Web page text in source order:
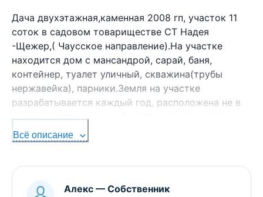
Дача двухэтажная,каменная 2008 гп, участок 11
соток в садовом товариществе СТ Надея
-Щежер,( Чаусское направление).На участке
находится дом с мансандрой, сарай, баня,
контейнер, туалет уличный, скважина(трубы
нержавейка), парники.Земля на участке
разрабатывается каждый год, расположена не в
низине, поэтому урожайность высокая, хорошо
плодоносят сортовые ,крупные ,сладкие груши и
яблони Медунички. Много ягод( клубника,
виноград ) Дом кирпичный с подвалом(в полный
рост, сухой),полы и балки новые( поменяны в
Всё описание
Алекс — Собственник